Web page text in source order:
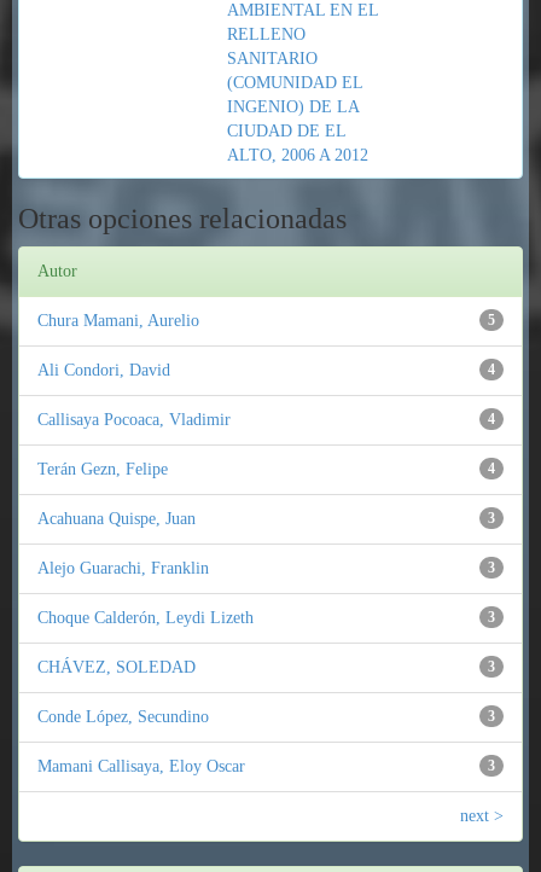
AMBIENTAL EN EL
RELLENO
SANITARIO
(COMUNIDAD EL
INGENIO) DE LA
CIUDAD DE EL
ALTO, 2006 A 2012
Otras opciones relacionadas
Autor
5
Chura Mamani, Aurelio
4
Ali Condori, David
4
Callisaya Pocoaca, Vladimir
4
Terán Gezn, Felipe
3
Acahuana Quispe, Juan
3
Alejo Guarachi, Franklin
3
Choque Calderón, Leydi Lizeth
3
CHÁVEZ, SOLEDAD
3
Conde López, Secundino
3
Mamani Callisaya, Eloy Oscar
next >